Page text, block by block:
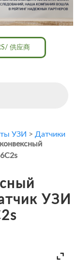
供应商
УЗИ > Датчики
УЗИ